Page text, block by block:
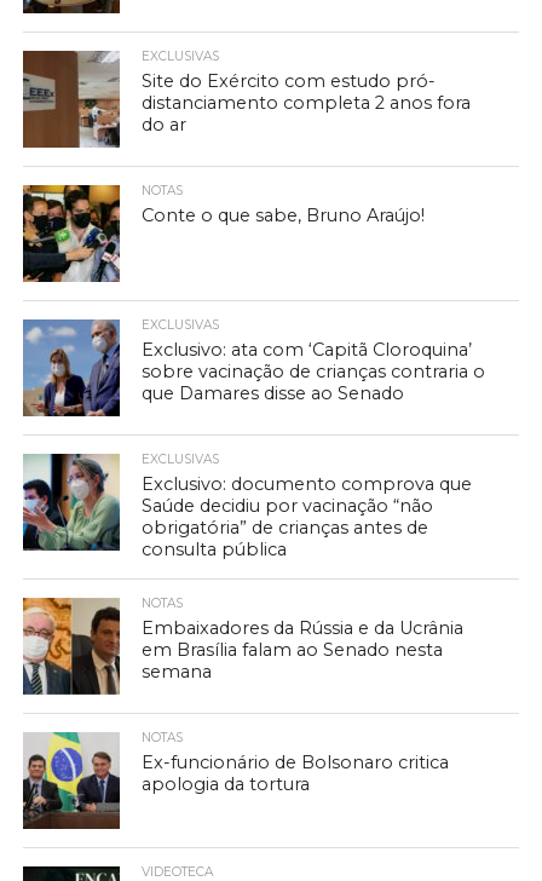
EXCLUSIVAS
Site do Exército com estudo pró-
distanciamento completa 2 anos fora
do ar
NOTAS
Conte o que sabe, Bruno Araújo!
EXCLUSIVAS
Exclusivo: ata com ‘Capitã Cloroquina’
sobre vacinação de crianças contraria o
que Damares disse ao Senado
EXCLUSIVAS
Exclusivo: documento comprova que
Saúde decidiu por vacinação “não
obrigatória” de crianças antes de
consulta pública
NOTAS
Embaixadores da Rússia e da Ucrânia
em Brasília falam ao Senado nesta
semana
NOTAS
Ex-funcionário de Bolsonaro critica
apologia da tortura
VIDEOTECA